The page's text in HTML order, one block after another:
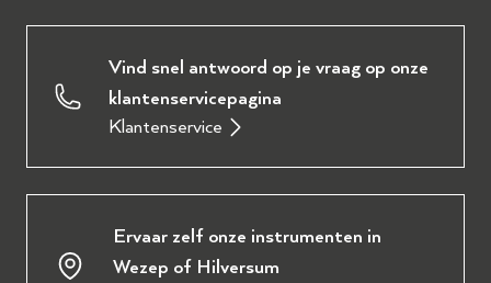
Vind snel antwoord op je vraag op onze
klantenservicepagina
Klantenservice
Ervaar zelf onze instrumenten in
Wezep of Hilversum